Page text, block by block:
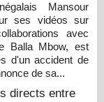
Mansour
ses vidéos sur
avec
Balla Mbow, est
d'un accident de
de sa...
directs entre